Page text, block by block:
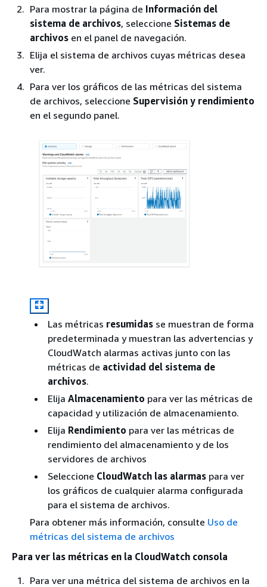
Para mostrar la página de Información del
sistema de archivos, seleccione Sistemas de
archivos en el panel de navegación.
Elija el sistema de archivos cuyas métricas desea
ver.
Para ver los gráficos de las métricas del sistema
de archivos, seleccione Supervisión y rendimiento
en el segundo panel.
Las métricas resumidas se muestran de forma
predeterminada y muestran las advertencias y
CloudWatch alarmas activas junto con las
métricas de actividad del sistema de
archivos.
Elija Almacenamiento para ver las métricas de
capacidad y utilización de almacenamiento.
Elija Rendimiento para ver las métricas de
rendimiento del almacenamiento y de los
servidores de archivos
Seleccione CloudWatch las alarmas para ver
los gráficos de cualquier alarma configurada
para el sistema de archivos.
Para obtener más información, consulte Uso de
métricas del sistema de archivos
Para ver las métricas en la CloudWatch consola
Para ver una métrica del sistema de archivos en la